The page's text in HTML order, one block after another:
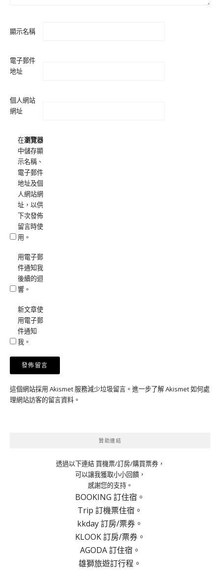
顯示名稱
電子郵件
地址
個人網站
網址
在瀏覽器
中儲存顯
示名稱、
電子郵件
地址及個
人網站網
址，以供
下次發佈
留言時使
用。
用電子郵
件通知我
後續的迴
響。
新文章使
用電子郵
件通知
我。
這個網站採用 Akismet 服務減少垃圾留言。 進一步了解 Akismet 如何處
理網站訪客的留言資料 。
贊助連結
透過以下連結 買機票/訂房/購買票券，
可以讓我獲取小小回饋，
感謝您的支持。
BOOKING 訂住宿。
Trip 訂機票住宿。
kkday 訂房/票券。
KLOOK 訂房/票券。
AGODA 訂住宿。
雄獅旅遊訂行程。